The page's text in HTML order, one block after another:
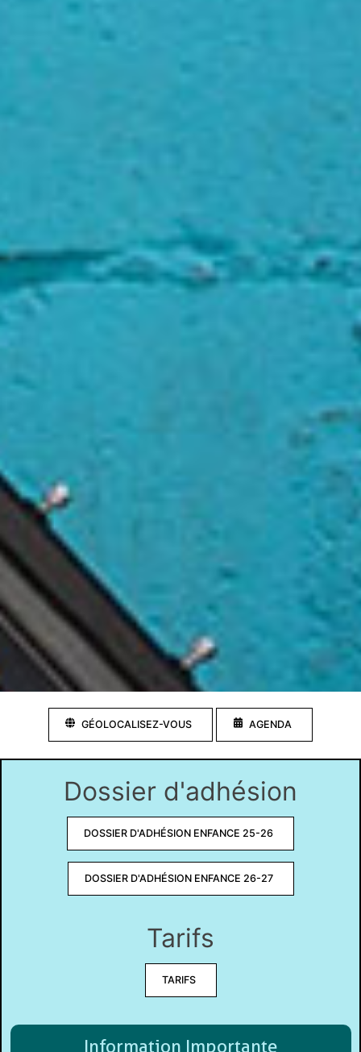
GÉOLOCALISEZ-VOUS AGENDA
Dossier d'adhésion
DOSSIER D'ADHÉSION ENFANCE 25-26
DOSSIER D'ADHÉSION ENFANCE 26-27
Tarifs
TARIFS
Information Importante